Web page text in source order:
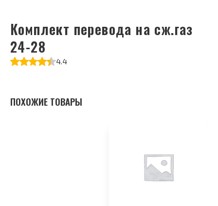
Комплект перевода на сж.газ
24-28
4.4
ПОХОЖИЕ ТОВАРЫ